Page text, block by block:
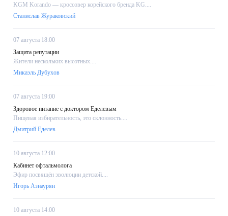
KGM Korando — кроссовер корейского бренда KG....
Станислав Жураковский
07 августа 18:00
Защита репутации
Жители нескольких высотных....
Микаэль Дубухов
07 августа 19:00
Здоровое питание с доктором Еделевым
Пищевая избирательность, это склонность....
Дмитрий Еделев
10 августа 12:00
Кабинет офтальмолога
Эфир посвящён эволюции детской....
Игорь Азнаурян
10 августа 14:00